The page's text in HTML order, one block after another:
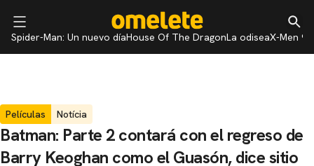
Spider-Man: Un nuevo díaHouse Of The DragonLa odiseaX-Men 97
Películas Notícia
Batman: Parte 2 contará con el regreso de
Barry Keoghan como el Guasón, dice sitio